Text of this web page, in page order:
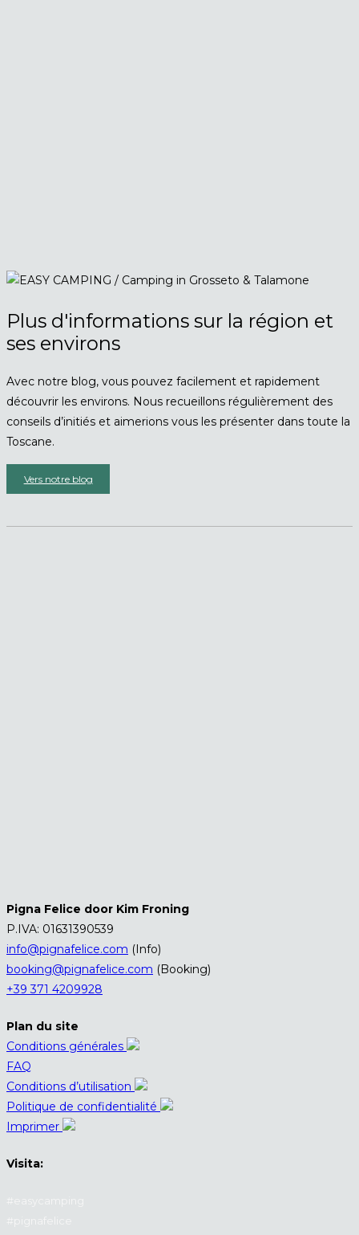
Plus d'informations sur la région et
ses environs
Avec notre blog, vous pouvez facilement et rapidement
découvrir les environs. Nous recueillons régulièrement des
conseils d’initiés et aimerions vous les présenter dans toute la
Toscane.
Vers notre blog
Pigna Felice door Kim Froning
P.IVA: 01631390539
info@pignafelice.com (Info)
booking@pignafelice.com (Booking)
+39 371 4209928
Plan du site
Conditions générales
FAQ
Conditions d’utilisation
Politique de confidentialité
Imprimer
Visita: